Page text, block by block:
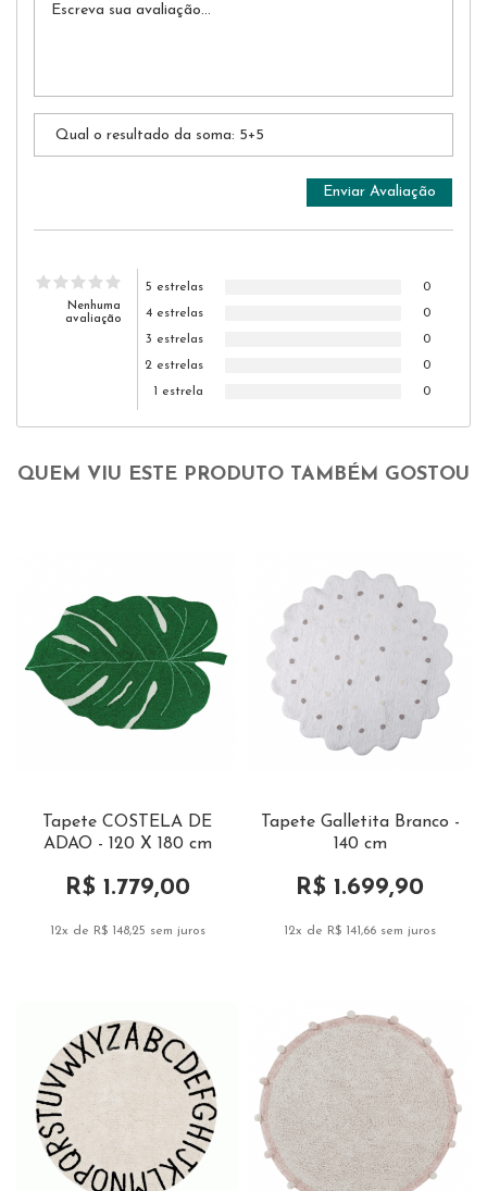
Nenhuma
avaliação
5 estrelas
0
4 estrelas
0
3 estrelas
0
2 estrelas
0
1 estrela
0
QUEM VIU ESTE PRODUTO TAMBÉM GOSTOU
Tapete COSTELA DE
ADAO - 120 X 180 cm
R$ 1.779,00
12x de R$ 148,25 sem juros
Tapete Galletita Branco -
140 cm
R$ 1.699,90
12x de R$ 141,66 sem juros